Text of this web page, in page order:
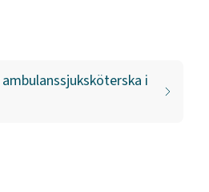
ambulanssjuksköterska i